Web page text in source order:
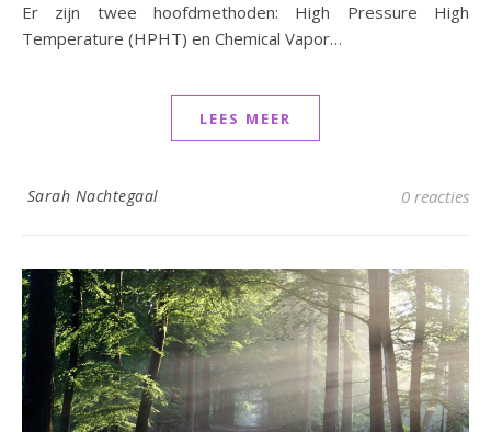
Er zijn twee hoofdmethoden: High Pressure High
Temperature (HPHT) en Chemical Vapor…
LEES MEER
Sarah Nachtegaal 0 reacties